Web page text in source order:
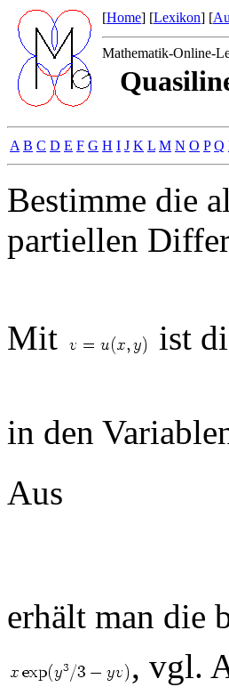
[Home] [Lexikon] [
Mathematik-Online-
A B C D E F G H I J K L M N O P Q
Bestimme die
partiellen
Mit ist
in den
Aus
erhält man die
, vgl.